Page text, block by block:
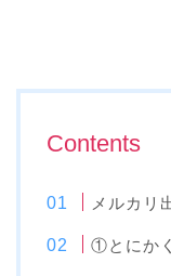
Contents
メルカリ
①とにか